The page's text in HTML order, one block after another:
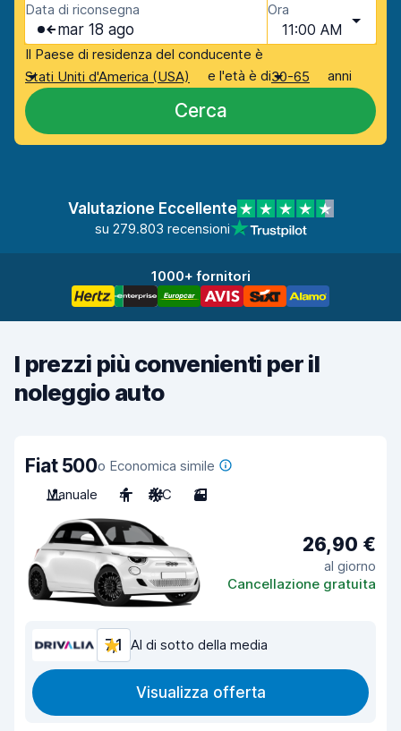
Data di riconsegna
mar 18 ago
Ora
11:00 AM
Il Paese di residenza del conducente è
Stati Uniti d'America (USA)
e l'età è di30-65 anni
Cerca
Valutazione Eccellente
su 279.803 recensioni
1000+ fornitori
I prezzi più convenienti per il
noleggio auto
Fiat 500o Economica simile
Manuale
4 A/C 3
26,90 €
al giorno
Cancellazione gratuita
7,1 Al di sotto della media
Visualizza offerta